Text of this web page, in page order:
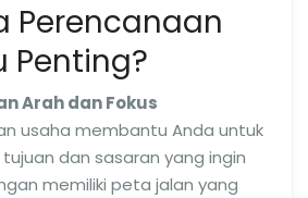
Perencanaan
Penting?
Arah dan Fokus
usaha membantu Anda untuk
dan sasaran yang ingin
memiliki peta jalan yang